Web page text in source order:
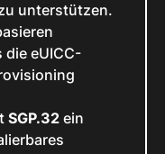
unterstützen.
die eUICC-
SGP.32 ein